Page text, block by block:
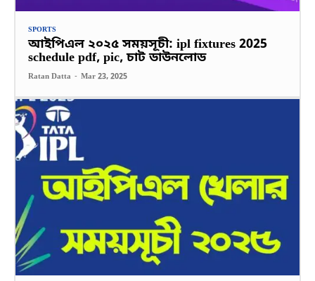
SPORTS
আইপিএল ২০২৫ সময়সূচী: ipl fixtures 2025
schedule pdf, pic, চাট ডাউনলোড
Ratan Datta - Mar 23, 2025